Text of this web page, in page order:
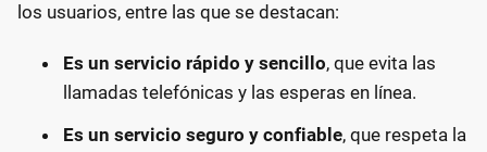
los usuarios, entre las que se destacan:
Es un servicio rápido y sencillo, que evita las
llamadas telefónicas y las esperas en línea.
Es un servicio seguro y confiable, que respeta la